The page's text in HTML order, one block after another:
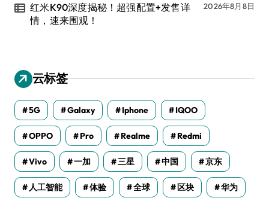
红米K90深度揭秘！超强配置+发售详
情，速来围观！
2026年8月8日
云标签
5G Galaxy Iphone IQOO
OPPO Pro Realme Redmi
Vivo 一加 三星 中国 京东
人工智能 体验 全球 区块 华为